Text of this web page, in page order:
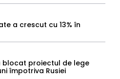
a crescut cu 13% în
blocat proiectul de lege
împotriva Rusiei